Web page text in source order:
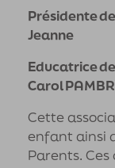
Présidente
Jeanne
Educatrice
Carol
Cette
enfant ainsi
Parents.